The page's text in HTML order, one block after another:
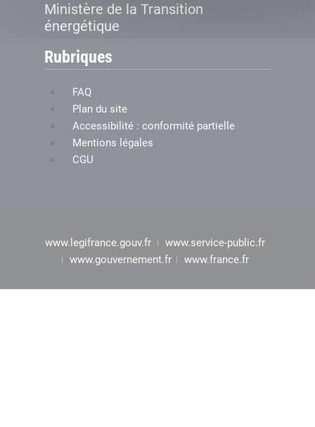
Ministère de la Transition
énergétique
Rubriques
FAQ
Plan du site
Accessibilité : conformité partielle
Mentions légales
CGU
www.legifrance.gouv.fr
www.service-public.fr
www.gouvernement.fr
www.france.fr